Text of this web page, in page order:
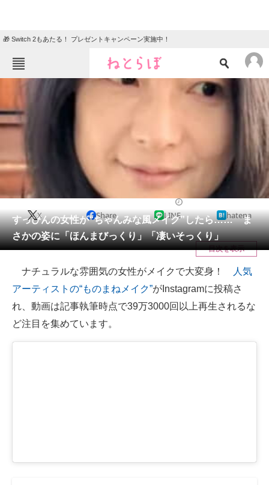
🎁 Switch 2もあたる！ プレゼントキャンペーン実施中！
ねとらぼメニュー
エンタメ
住まい 教育・育児
リサーチ
会員記事
メディア
注目記事を集めた総合ページ
ITの今と未来を見通す
スマホと通信の最新トレンド
すっぴんの女性が“ちゃんみな風メイク”したら…… ま
さかの姿に「ほんまびっくり」「凄いそっくり」
X Share LINE hatena
目次を表示
ナチュラルな雰囲気の女性がメイクで大変身！
人気
アーティストの“ものまねメイク”がInstagramに投稿さ
れ、動画は記事執筆時点で39万3000回以上再生されるな
ど注目を集めています。